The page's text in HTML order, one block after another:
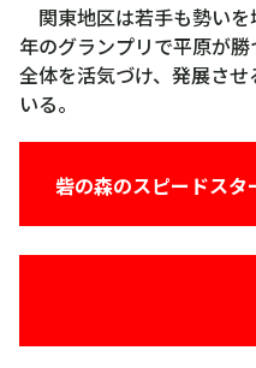
関東地区は若手も勢い
年のグランプリで平原が
全体を活気づけ、発展さ
いる。
砦の森のスピードスタ